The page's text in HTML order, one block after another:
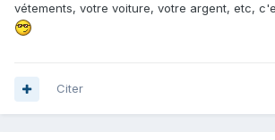
vétements, votre voiture, votre argent, etc,
Citer